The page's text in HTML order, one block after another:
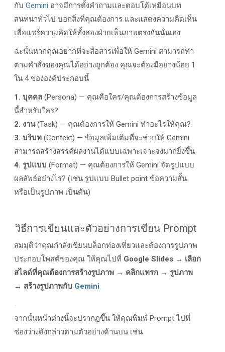
กับ Gemini อาจมีการตั้งคำถามและตอบโต้เหมือนบท
สนทนาทั่วไป บอกสิ่งที่คุณต้องการ และแสดงความคิดเห็น
เพื่อแชร์ความคิดให้ทั้งสองฝ่ายเห็นภาพตรงกันนั่นเอง
ฉะนั้นหากคุณอยากที่จะสื่อสารเพื่อให้ Gemini สามารถทำ
ตามคำสั่งของคุณได้อย่างถูกต้อง คุณจะต้องมีอย่างน้อย 1
ใน 4 ขององค์ประกอบนี้
1. บุคคล(Persona) — คุณคือใคร/คุณต้องการสร้างข้อมูล
นี้สำหรับใคร?
2. งาน(Task) — คุณต้องการให้ Gemini ทำอะไรให้คุณ?
3. บริบท(Context) — ข้อมูลเพิ่มเติมที่จะช่วยให้ Gemini
สามารถสร้างสรรค์ผลงานได้แบบเฉพาะเจาะจงมากยิ่งขึ้น
4. รูปแบบ (Format) — คุณต้องการให้ Gemini จัดรูปแบบ
ผลลัพธ์อย่างไร? (เช่น รูปแบบ Bullet point ข้อความสั้น
หรือเป็นรูปภาพ เป็นต้น)
วิธีการเขียนและตัวอย่างการเขียน Prompt
สมมุติว่าคุณกำลังเขียนบล็อกท่องเที่ยวและต้องการรูปภาพ
ประกอบโพสต์ของคุณ ให้คุณไปที่ Google Slides → เลือก
สไลด์ที่คุณต้องการสร้างรูปภาพ → คลิกแทรก → รูปภาพ
→ สร้างรูปภาพกับ Gemini
จากนั้นหน้าต่างนี้จะปรากฏขึ้น ให้คุณพิมพ์ Prompt ไปที่
ช่องว่างดังกล่าวตามตัวอย่างด้านบน เช่น